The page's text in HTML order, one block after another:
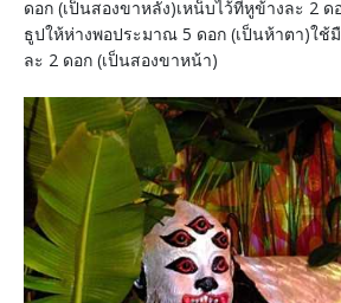
ดอก (เป็นสองขาหลัง)เหน็บไว้ที่หูข้างละ 2
ธูปให้ห่างพอประมาณ 5 ดอก (เป็นห้าตา)ใช้
ละ 2 ดอก (เป็นสองขาหน้า)